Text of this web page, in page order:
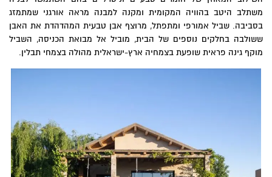
משתלב היטב בהוויה המקומית ומקנה למבנה מראה אורגני שמתמזג
בסביבה. שביל אמורפי ומתפתל, מרוצף אבן טבעית המהדהדת את האבן
ששולבה בחלקים נוספים של הבית, מוביל אל מבואת הכניסה, השביל
מוקף גינה פראית שופעת בצמחיה ארץ-ישראלית מהולה בצמחי תבלין.